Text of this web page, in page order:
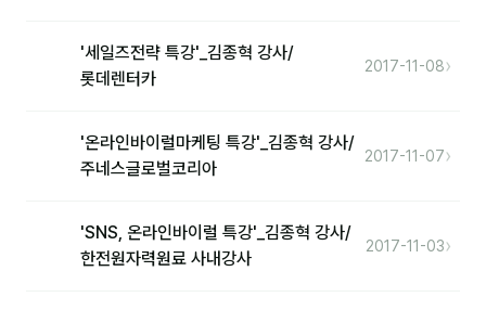
'세일즈전략 특강'_김종혁 강사/
롯데렌터카
2017-11-08›
'온라인바이럴마케팅 특강'_김종혁 강사/
주네스글로벌코리아
2017-11-07›
'SNS, 온라인바이럴 특강'_김종혁 강사/
한전원자력원료 사내강사
2017-11-03›